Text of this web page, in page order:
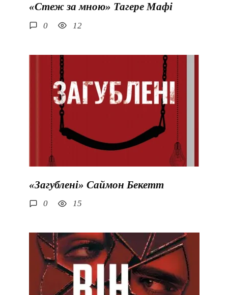
«Стеж за мною» Тагере Мафі
0 12
«Загублені» Саймон Бекетт
0 15